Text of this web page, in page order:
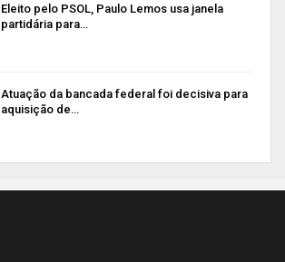
Eleito pelo PSOL, Paulo Lemos usa janela
partidária para…
Atuação da bancada federal foi decisiva para
aquisição de…